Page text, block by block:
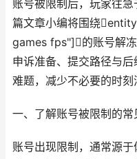
账号被限制后，玩家往
篇文章小编将围绕
games fps"]的账号解冻
申诉准备、提交路径与
难题，减少不必要的时刻
一、了解账号被限制的常
账号出现限制，通常源